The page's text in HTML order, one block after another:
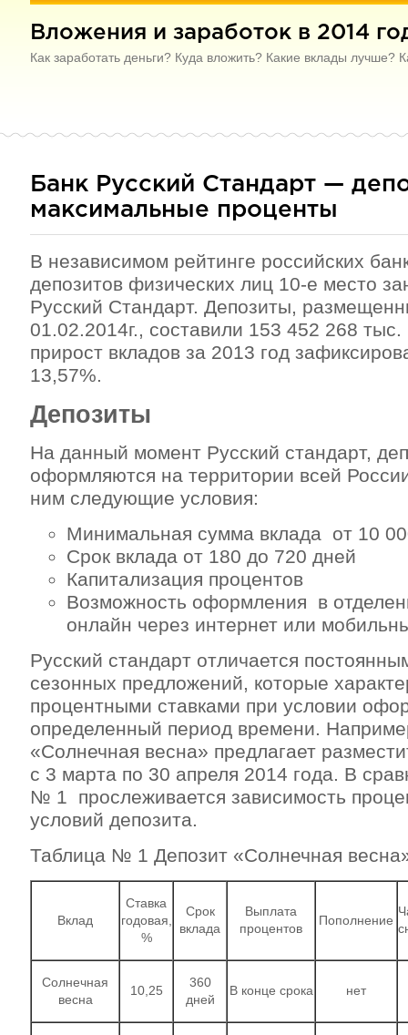
Вложения и заработок в 2014
Как заработать деньги? Куда вложить? Какие вклады лучше?
Банк Русский Стандарт —
максимальные проценты
В независимом рейтинге российских
депозитов физических лиц 10-е место
Русский Стандарт. Депозиты,
01.02.2014г., составили 153 452 268
прирост вкладов за 2013 год
13,57%.
Депозиты
На данный момент Русский стандарт,
оформляются на территории всей
ним следующие условия:
Минимальная сумма вклада от 10
Срок вклада от 180 до 720 дней
Капитализация процентов
Возможность оформления в
онлайн через интернет или
Русский стандарт отличается
сезонных предложений, которые
процентными ставками при условии
определенный период времени.
«Солнечная весна» предлагает
с 3 марта по 30 апреля 2014 года. В
№ 1 прослеживается зависимость
условий депозита.
Таблица № 1 Депозит «Солнечная
Вклад
Ставка
годовая,
%
Срок
вклада
Выплата
процентов
Пополнение
Солнечная
весна
10,25
360
дней
В конце срока нет